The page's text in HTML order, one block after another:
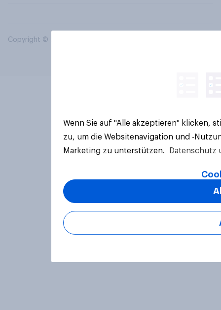
Copyright © 2026 YouGov PLC. Alle Rechte vorbehalten.
Wenn Sie auf "Alle akzeptieren" klicken,
zu, um die Websitenavigation und -
Marketing zu unterstützen.
Datenschutz